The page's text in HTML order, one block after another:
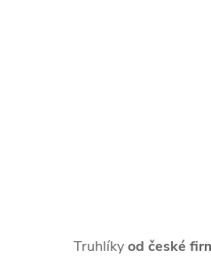
Truhlíkyod české